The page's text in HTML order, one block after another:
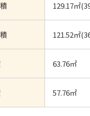
129.17㎡
121.52㎡
63.76㎡
57.76㎡